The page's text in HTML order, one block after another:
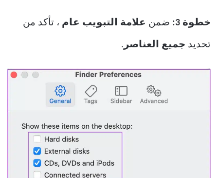
خطوة 3: ضمن علامة التبويب عام ، تأكد من
تحديد جميع العناصر .